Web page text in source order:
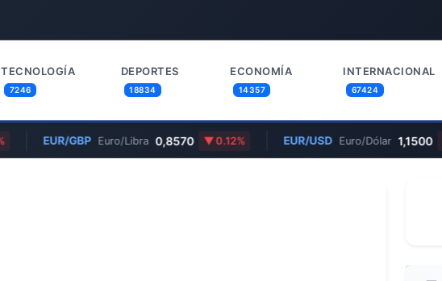
TECNOLOGÍA
7246
DEPORTES
18834
ECONOMÍA
14357
INTERNACIONAL
67424
EUR/GBP Euro/Libra 0,8570 0.12% EUR/USD Euro/Dólar 1,1500